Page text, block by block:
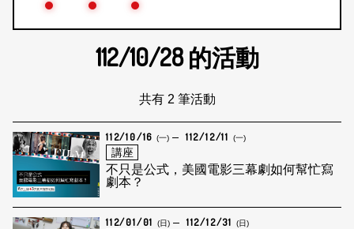
112/10/28的活動
共有 2 筆活動
112/10/16 (一) 112/12/11 (一)
講座
不只是公式，美國電影三幕劇如何幫忙寫
劇本？
112/01/01 (日) 112/12/31 (日)